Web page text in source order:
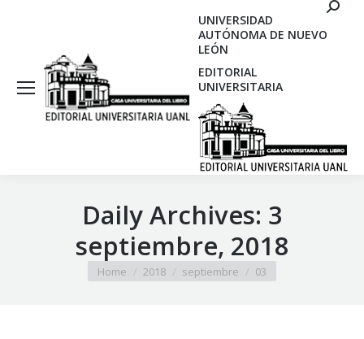
UNIVERSIDAD
AUTÓNOMA DE NUEVO
LEÓN
EDITORIAL
UNIVERSITARIA
Daily Archives: 3
septiembre, 2018
You are here:
Home 2018 septiembre 03